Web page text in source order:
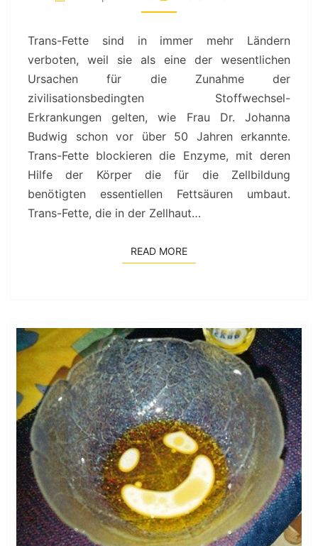
ICHTIGE V
Trans-Fette sind in immer mehr Ländern
verboten, weil sie als eine der wesentlichen
Ursachen für die Zunahme der
zivilisationsbedingten Stoffwechsel-
Erkrankungen gelten, wie Frau Dr. Johanna
Budwig schon vor über 50 Jahren erkannte.
Trans-Fette blockieren die Enzyme, mit deren
Hilfe der Körper die für die Zellbildung
benötigten essentiellen Fettsäuren umbaut.
Trans-Fette, die in der Zellhaut…
READ MOREREAD MORE